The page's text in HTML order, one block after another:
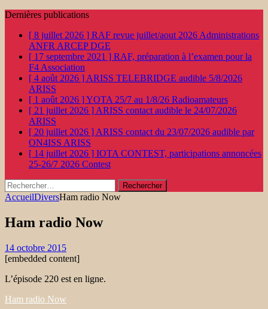
Dernières publications
[ 8 juillet 2026 ] RAF revue juillet/aout 2026 Administrations
ANFR ARCEP DGE
[ 17 septembre 2021 ] RAF, préparation à l’examen pour la
F4 Association
[ 4 août 2026 ] ARISS TELEBRIDGE audible 5/8/2026
ARISS
[ 1 août 2026 ]YOTA 25/7 au 1/8/26 Radioamateurs
[ 21 juillet 2026 ] ARISS contact audible le 24/07/2026
ARISS
[ 20 juillet 2026 ] ARISS contact du 23/07/2026 audible par
ON4ISS ARISS
[ 14 juillet 2026 ] IOTA CONTEST, participations annoncées
25-26/7 2026 Contest
Rechercher :
AccueilDiversHam radio Now
Ham radio Now
14 octobre 2015
[embedded content]
L’épisode 220 est en ligne.
Ham radio Now